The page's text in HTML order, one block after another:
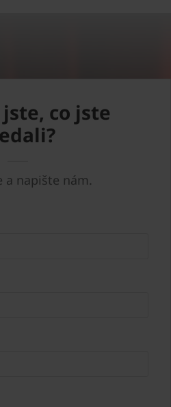
co jste
a napište nám.